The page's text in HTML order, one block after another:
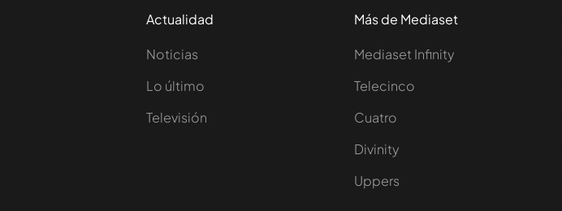
Actualidad
Noticias
Lo último
Televisión
Más de Mediaset
Mediaset Infinity
Telecinco
Cuatro
Divinity
Uppers